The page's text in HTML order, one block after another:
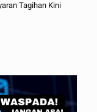
Tagihan Kini